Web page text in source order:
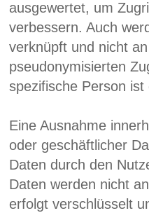
ausgewertet, um
verbessern. Auch
verknüpft und nicht
pseudonymisierten
spezifische Person
Eine Ausnahme
oder geschäftlicher
Daten durch den
Daten werden nicht
erfolgt verschlüsselt